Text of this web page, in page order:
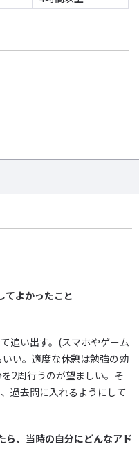
てよかったこと
追い出す。(スマホやゲーム
い。適度な休憩は勉強の効
2周行うのが望ましい。そ
過去問に入れるようにして
ら、当時の自分にどんなアド